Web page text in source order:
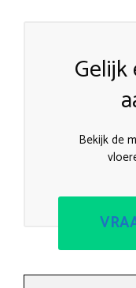
Bekijk de